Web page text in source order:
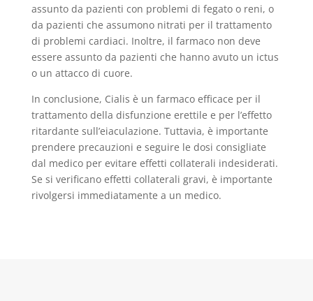
assunto da pazienti con problemi di fegato o reni, o
da pazienti che assumono nitrati per il trattamento
di problemi cardiaci. Inoltre, il farmaco non deve
essere assunto da pazienti che hanno avuto un ictus
o un attacco di cuore.
In conclusione, Cialis è un farmaco efficace per il
trattamento della disfunzione erettile e per l’effetto
ritardante sull’eiaculazione. Tuttavia, è importante
prendere precauzioni e seguire le dosi consigliate
dal medico per evitare effetti collaterali indesiderati.
Se si verificano effetti collaterali gravi, è importante
rivolgersi immediatamente a un medico.